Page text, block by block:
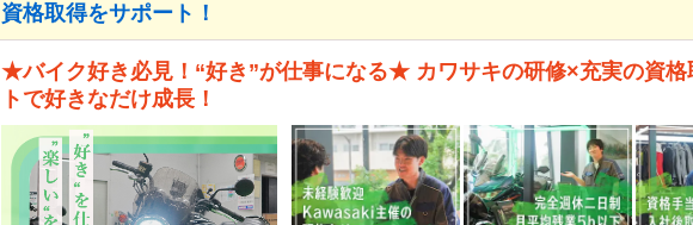
資格取得をサポート！
★バイク好き必見！“好き”が仕事になる★ カワサキの研修×充実の資格
トで好きなだけ成長！